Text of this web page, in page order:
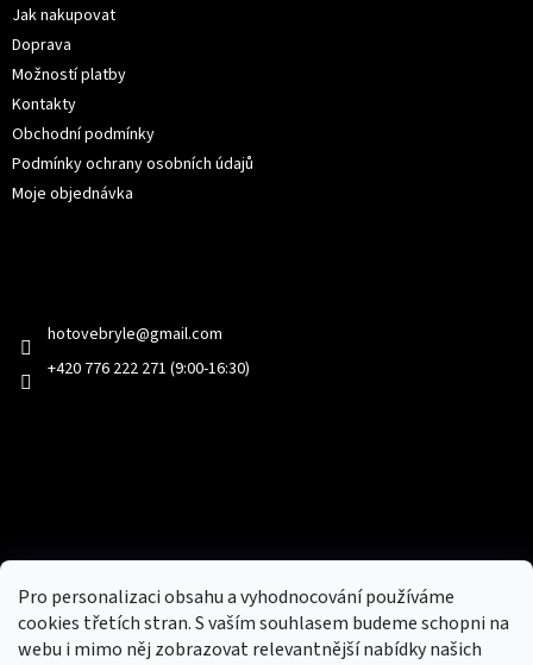
Pro personalizaci obsahu a vyhodnocování používáme
cookies třetích stran. S vaším souhlasem budeme schopni na
webu i mimo něj zobrazovat relevantnější nabídky našich
Jak nakupovat
Doprava
Možností platby
Kontakty
Obchodní podmínky
Podmínky ochrany osobních údajů
Moje objednávka
hotovebryle@gmail.com
+420 776 222 271 (9:00-16:30)